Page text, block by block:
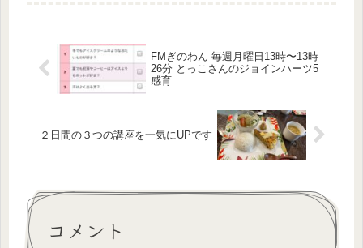
FMぎのわん 毎週月曜日13時〜13時
26分 とっこさんのジョインハーツ5
感育
２日間の３つの講座を一気にUPです
コメント